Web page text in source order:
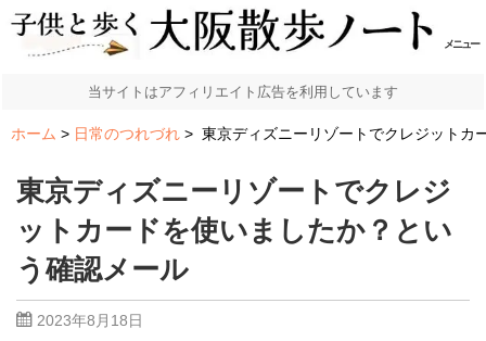
メニュー
当サイトはアフィリエイト広告を利用しています
ホーム 日常のつれづれ 東京ディズニーリゾートでクレジットカ
東京ディズニーリゾートでクレジ
ットカードを使いましたか？とい
う確認メール
2023年8月18日